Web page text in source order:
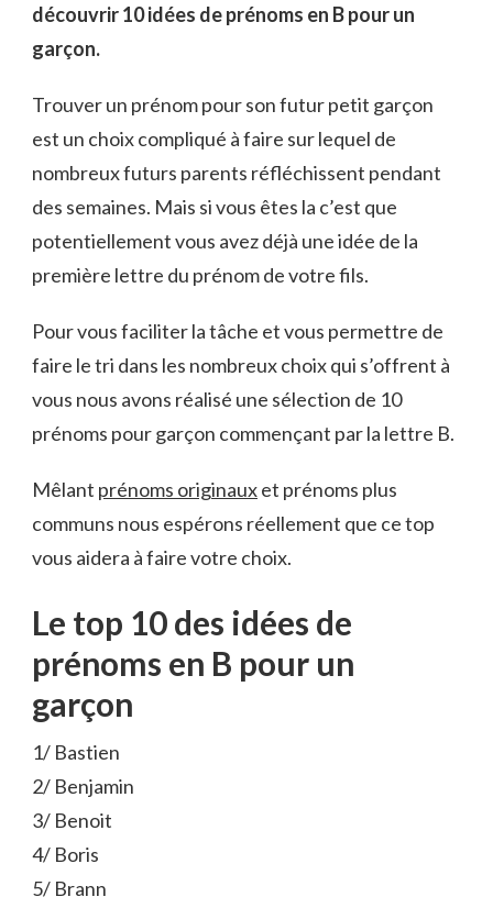
POUR
découvrir 10 idées de prénoms en B pour un
garçon.
Trouver un prénom pour son futur petit garçon
est un choix compliqué à faire sur lequel de
nombreux futurs parents réfléchissent pendant
des semaines. Mais si vous êtes la c’est que
potentiellement vous avez déjà une idée de la
première lettre du prénom de votre fils.
Pour vous faciliter la tâche et vous permettre de
faire le tri dans les nombreux choix qui s’offrent à
vous nous avons réalisé une sélection de 10
prénoms pour garçon commençant par la lettre B.
Mêlant prénoms originauxet prénoms plus
communs nous espérons réellement que ce top
vous aidera à faire votre choix.
Le top 10 des idées de
prénoms en B pour un
garçon
1/ Bastien
2/ Benjamin
3/ Benoit
4/ Boris
5/ Brann